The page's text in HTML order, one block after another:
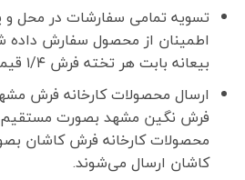
تسویه تمامی سفارشات در محل
اطمینان از محصول سفارش داده
بیعانه بابت هر تخته فرش ۱/۴ قیمت آن است.
ارسال محصولات کارخانه فرش
فرش نگین مشهد بصورت مستقیم
محصولات کارخانه فرش کاشان
کاشان ارسال می‌شوند.